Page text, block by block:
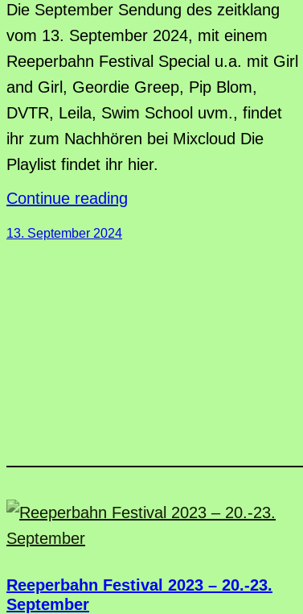
Die September Sendung des zeitklang
vom 13. September 2024, mit einem
Reeperbahn Festival Special u.a. mit Girl
and Girl, Geordie Greep, Pip Blom,
DVTR, Leila, Swim School uvm., findet
ihr zum Nachhören bei Mixcloud Die
Playlist findet ihr hier.
Continue reading
13. September 2024
Reeperbahn Festival 2023 – 20.-23.
September